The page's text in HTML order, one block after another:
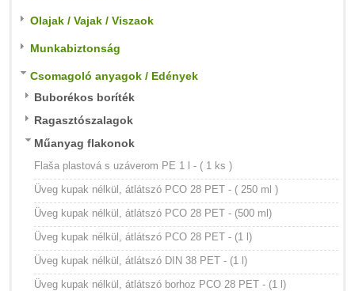
Olajak / Vajak / Viszaok
Munkabiztonság
Csomagoló anyagok / Edények
Buborékos boríték
Ragasztószalagok
Műanyag flakonok
Flaša plastová s uzáverom PE 1 l - ( 1 ks )
Üveg kupak nélkül, átlátszó PCO 28 PET - ( 250 ml )
Üveg kupak nélkül, átlátszó PCO 28 PET - (500 ml)
Üveg kupak nélkül, átlátszó PCO 28 PET - (1 l)
Üveg kupak nélkül, átlátszó DIN 38 PET - (1 l)
Üveg kupak nélkül, átlátszó borhoz PCO 28 PET - (1 l)